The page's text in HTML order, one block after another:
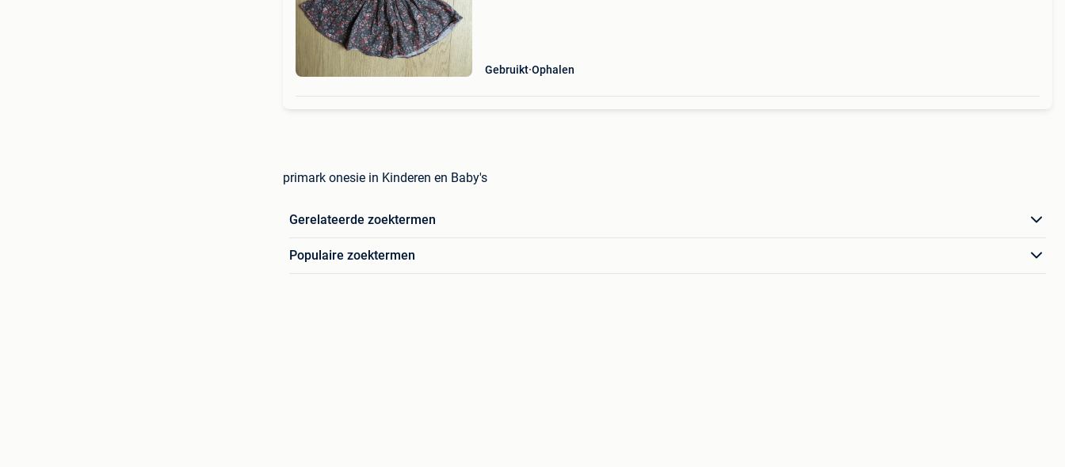
Gebruikt Ophalen
primark onesie in Kinderen en Baby's
Gerelateerde zoektermen
Populaire zoektermen